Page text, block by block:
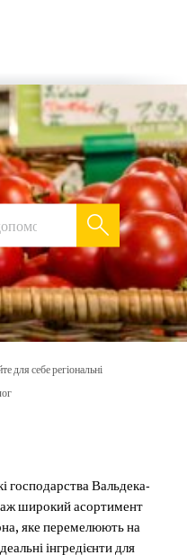
deutsch
для себе регіональні
господарства Вальдека-
широкий асортимент
яке перемелюють на
інгредієнти для